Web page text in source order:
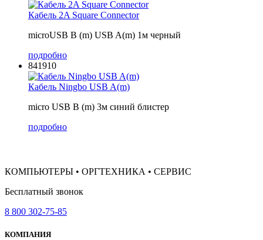
Кабель 2A Square Connector
microUSB B (m) USB A(m) 1м черный
подробно
841910
Кабель Ningbo USB A(m)
micro USB B (m) 3м синий блистер
подробно
КОМПЬЮТЕРЫ • ОРГТЕХНИКА • СЕРВИС
Бесплатный звонок
8 800 302-75-85
КОМПАНИЯ